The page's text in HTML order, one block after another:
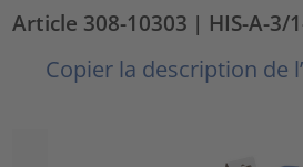
Article 308-10303 | HIS-A-3/
Copier la description de